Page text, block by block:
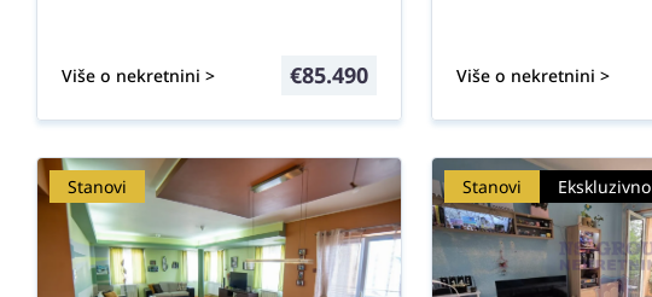
Više o nekretnini > €85.490 Više o nekretnini >
Stanovi Stanovi Ekskluzivno